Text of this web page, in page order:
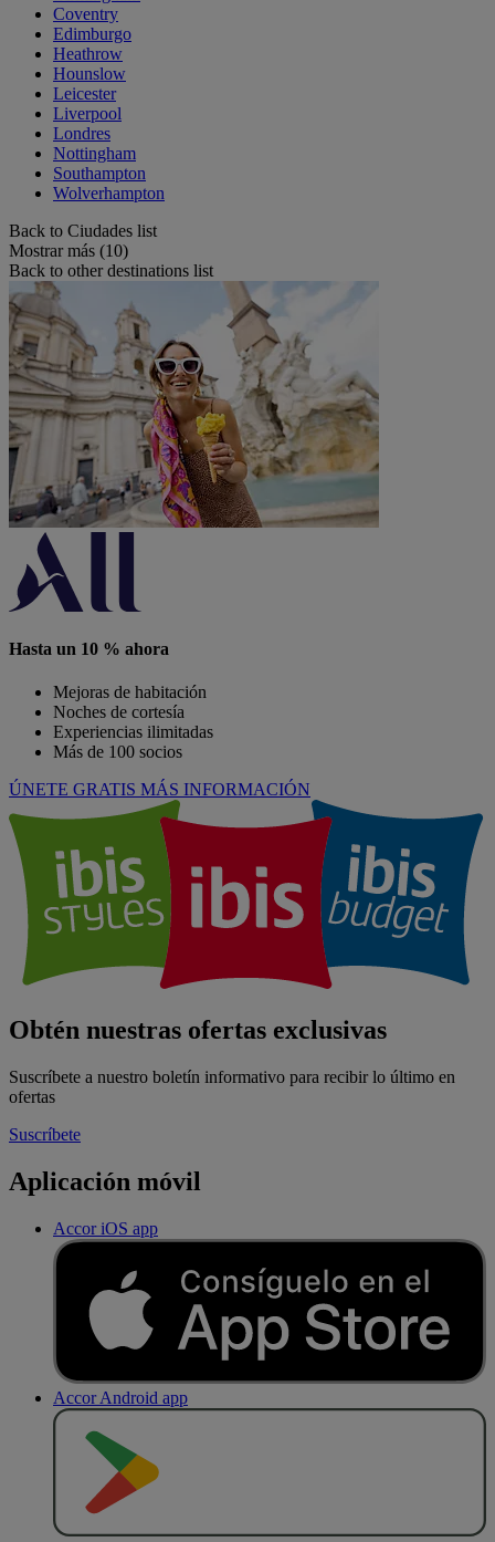
Coventry
Edimburgo
Heathrow
Hounslow
Leicester
Liverpool
Londres
Nottingham
Southampton
Wolverhampton
Back to Ciudades list
Mostrar más (10)
Back to other destinations list
Hasta un 10 % ahora
Mejoras de habitación
Noches de cortesía
Experiencias ilimitadas
Más de 100 socios
ÚNETE GRATIS MÁS INFORMACIÓN
Obtén nuestras ofertas exclusivas
Suscríbete a nuestro boletín informativo para recibir lo último en
ofertas
Suscríbete
Aplicación móvil
Accor iOS app
Accor Android app